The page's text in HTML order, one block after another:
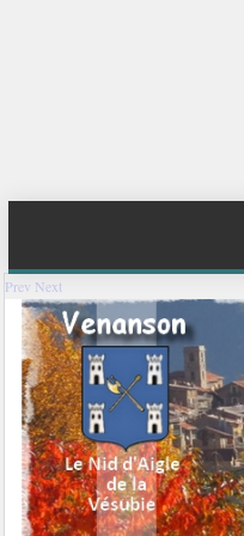
Prev Next